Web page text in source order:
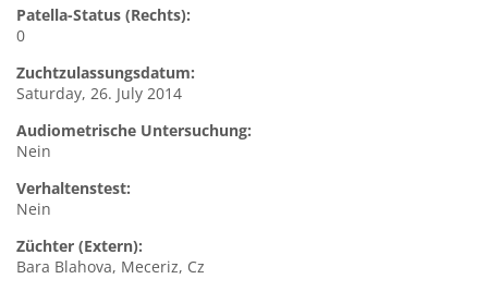
Patella-Status (Rechts):
0
Zuchtzulassungsdatum:
Saturday, 26. July 2014
Audiometrische Untersuchung:
Nein
Verhaltenstest:
Nein
Züchter (Extern):
Bara Blahova, Meceriz, Cz